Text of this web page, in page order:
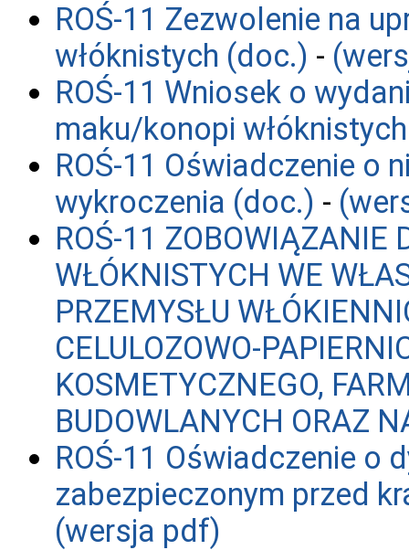
ROŚ-11 Zezwolenie na
włóknistych (doc.) -
ROŚ-11 Wniosek o
maku/konopi
ROŚ-11 Oświadczenie o
wykroczenia (doc.) -
ROŚ-11 ZOBOWIĄZANIE
WŁÓKNISTYCH WE
PRZEMYSŁU
CELULOZOWO-
KOSMETYCZNEGO,
BUDOWLANYCH ORAZ
ROŚ-11 Oświadczenie o
zabezpieczonym przed
(wersja pdf)